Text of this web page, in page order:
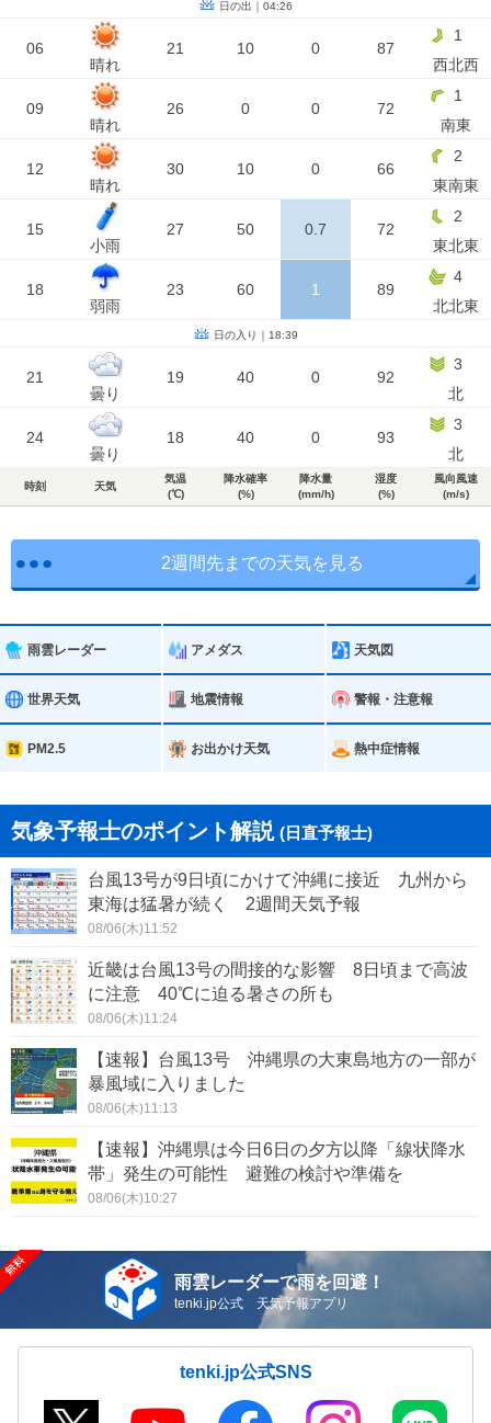
日の出｜04:26
06
晴れ
21 10 0 87
1
西北西
09
晴れ
26 0 0 72
1
南東
12
晴れ
30 10 0 66
2
東南東
15
小雨
27 50 0.7 72
2
東北東
18
弱雨
23 60 1 89
4
北北東
日の入り｜18:39
21
曇り
19 40 0 92
3
北
24
曇り
18 40 0 93
3
北
時刻 天気
気温
(℃)
降水確率
(%)
降水量
(mm/h)
湿度
(%)
風向風速
(m/s)
2週間先までの天気を見る
雨雲レーダー アメダス 天気図
世界天気 地震情報 警報・注意報
PM2.5 お出かけ天気 熱中症情報
気象予報士のポイント解説 (日直予報士)
台風13号が9日頃にかけて沖縄に接近 九州から
東海は猛暑が続く 2週間天気予報
08/06(木)11:52
近畿は台風13号の間接的な影響 8日頃まで高波
に注意 40℃に迫る暑さの所も
08/06(木)11:24
【速報】台風13号 沖縄県の大東島地方の一部が
暴風域に入りました
08/06(木)11:13
【速報】沖縄県は今日6日の夕方以降「線状降水
帯」発生の可能性 避難の検討や準備を
08/06(木)10:27
雨雲レーダーで雨を回避！
tenki.jp公式 天気予報アプリ
tenki.jp公式SNS